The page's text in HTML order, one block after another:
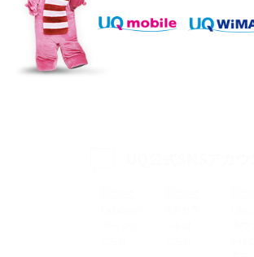
iPhone 16シリーズのモデルを比較！価格・サイズ・カメラ
iPhone 16とiPhone 15の違いは？カメラ・スペック・機能